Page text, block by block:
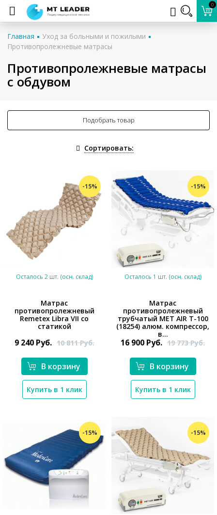
0
Главная
Уход за больными и пожилыми
Противопролежневые матрасы
Противопролежневые матрасы
с обдувом
Подобрать товар
Сортировать:
-15%
*}
Осталось 2 шт. (осн. склад)
Матрас
противопролежневый
Remetex Libra VII со
статикой
9 240 Руб. 10 811Руб.
В корзину
Купить в 1 клик
-15%
*}
Осталось 1 шт. (осн. склад)
Матрас
противопролежневый
трубчатый MET AIR T-100
(18254) алюм. компрессор,
в...
16 900 Руб. 19 773Руб.
В корзину
Купить в 1 клик
-15% -15%